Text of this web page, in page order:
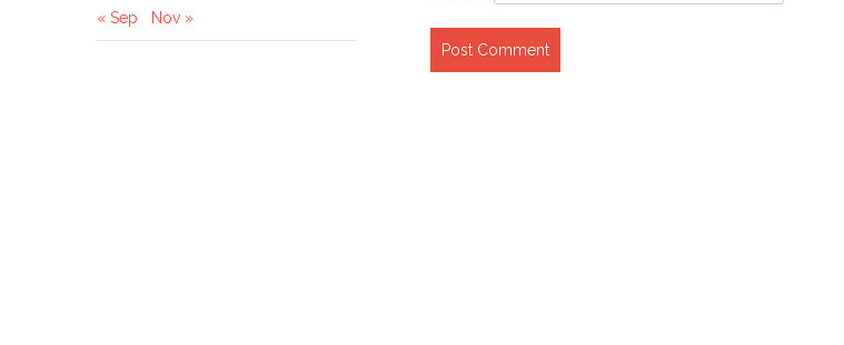
« Sep Nov »